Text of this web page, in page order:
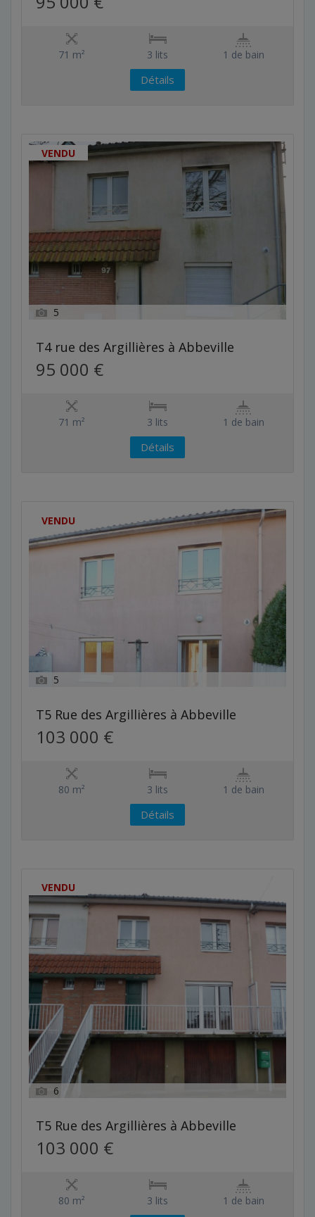
71 m² 3 lits 1 de bain
Détails
VENDU
5
T4 rue des Argillières à Abbeville
95 000 €
71 m² 3 lits 1 de bain
Détails
VENDU
5
T5 Rue des Argillières à Abbeville
103 000 €
80 m² 3 lits 1 de bain
Détails
VENDU
6
T5 Rue des Argillières à Abbeville
103 000 €
80 m² 3 lits 1 de bain